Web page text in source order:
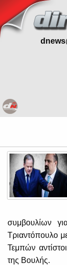
συμβουλίων
Τριαντόπουλο
Τεμπών
της Βουλής.